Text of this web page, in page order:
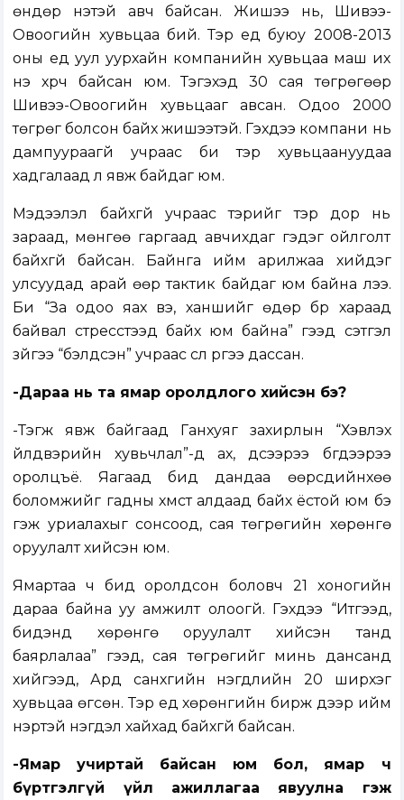
өндөр үнэтэй авч байсан. Жишээ нь, Шивээ-
Овоогийн хувьцаа бий. Тэр үед буюу 2008-2013
оны үед уул уурхайн компанийн хувьцаа маш их
үнэ хүрч байсан юм. Тэгэхэд 30 сая төгрөгөөр
Шивээ-Овоогийн хувьцааг авсан. Одоо 2000
төгрөг болсон байх жишээтэй. Гэхдээ компани нь
дампуураагүй учраас би тэр хувьцаануудаа
хадгалаад л явж байдаг юм.
Мэдээлэл байхгүй учраас тэрийг тэр дор нь
зараад, мөнгөө гаргаад авчихдаг гэдэг ойлголт
байхгүй байсан. Байнга ийм арилжаа хийдэг
улсуудад арай өөр тактик байдаг юм байна лээ.
Би “За одоо яах вэ, ханшийг өдөр бүр хараад
байвал стресстээд байх юм байна” гээд сэтгэл
зүйгээ “бэлдсэн” учраас сүүл рүүгээ дассан.
-Дараа нь та ямар оролдлого хийсэн бэ?
-Тэгж явж байгаад Ганхуяг захирлын “Хэвлэх
үйлдвэрийн хувьчлал”-д ах, дүүсээрээ бүгдээрээ
оролцъё. Яагаад бид дандаа өөрсдийнхөө
боломжийг гадны хүмүүст алдаад байх ёстой юм бэ
гэж уриалахыг сонсоод, сая төгрөгийн хөрөнгө
оруулалт хийсэн юм.
Ямартаа ч бид оролдсон боловч 21 хоногийн
дараа байна уу амжилт олоогүй. Гэхдээ “Итгээд,
бидэнд хөрөнгө оруулалт хийсэн танд
баярлалаа” гээд, сая төгрөгийг минь дансанд
хийгээд, Ард санхүүгийн нэгдлийн 20 ширхэг
хувьцаа өгсөн. Тэр үед хөрөнгийн бирж дээр ийм
нэртэй нэгдэл хайхад байхгүй байсан.
-Ямар учиртай байсан юм бол, ямар ч
бүртгэлгүй үйл ажиллагаа явуулна гэж